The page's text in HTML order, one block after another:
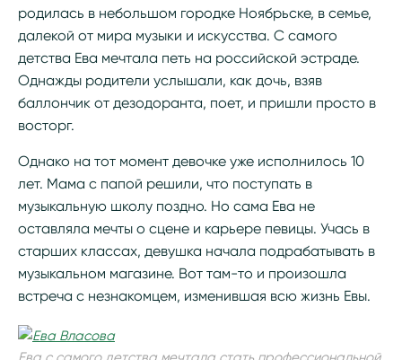
родилась в небольшом городке Ноябрьске, в семье,
далекой от мира музыки и искусства. С самого
детства Ева мечтала петь на российской эстраде.
Однажды родители услышали, как дочь, взяв
баллончик от дезодоранта, поет, и пришли просто в
восторг.
Однако на тот момент девочке уже исполнилось 10
лет. Мама с папой решили, что поступать в
музыкальную школу поздно. Но сама Ева не
оставляла мечты о сцене и карьере певицы. Учась в
старших классах, девушка начала подрабатывать в
музыкальном магазине. Вот там-то и произошла
встреча с незнакомцем, изменившая всю жизнь Евы.